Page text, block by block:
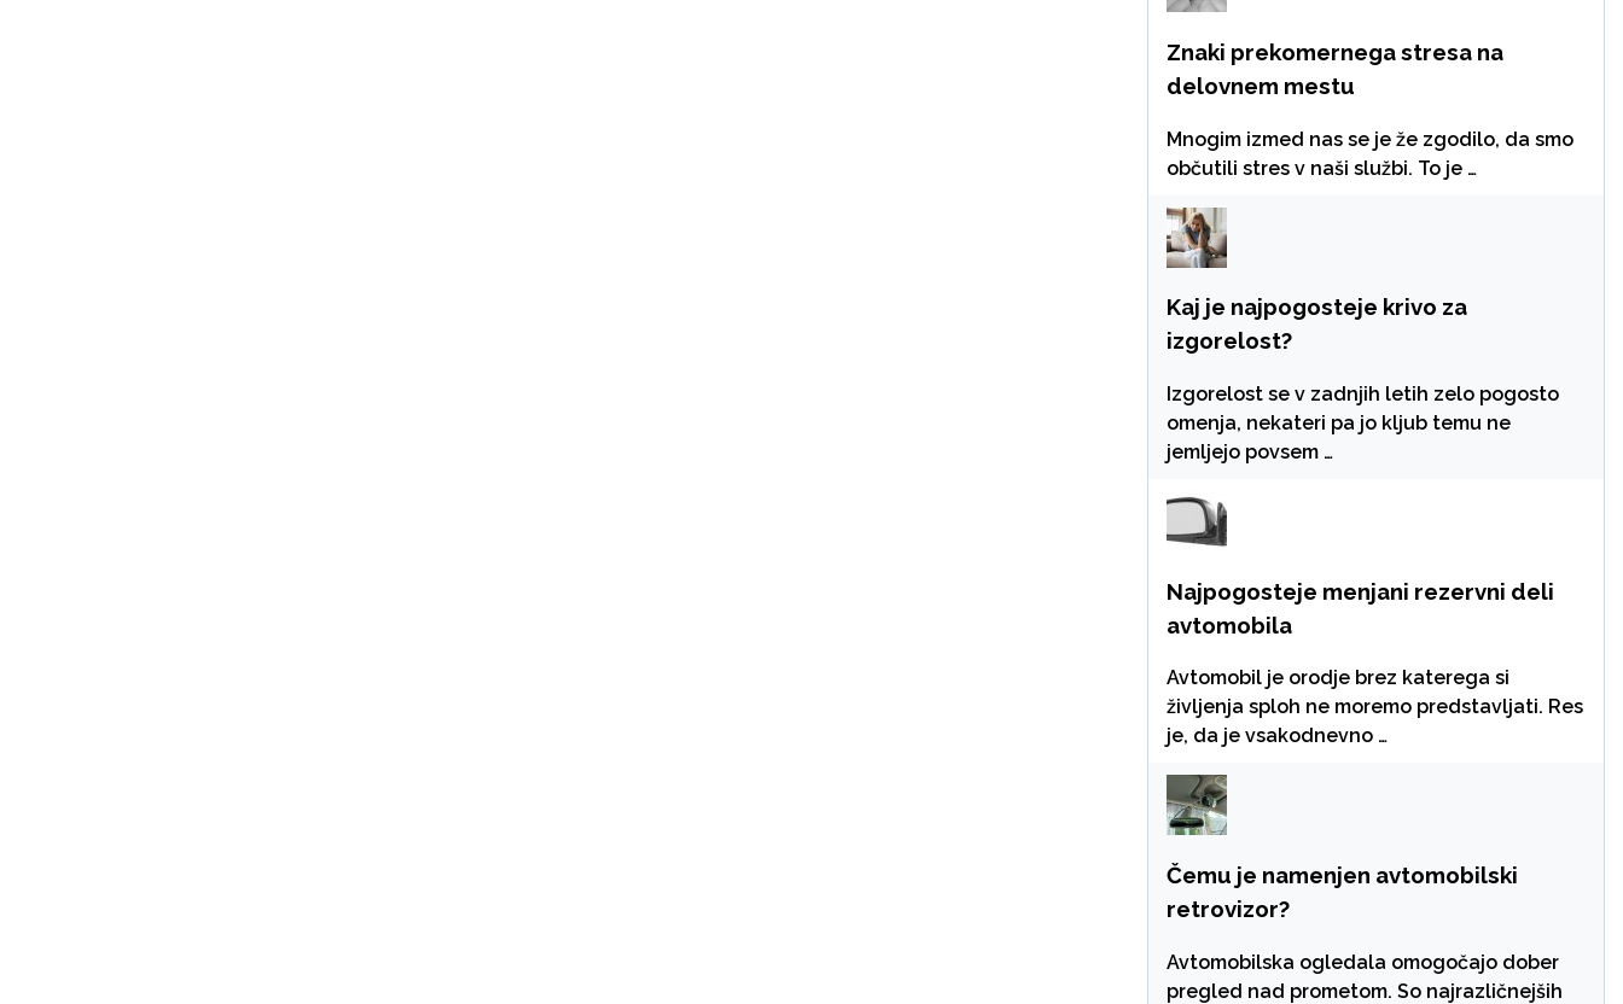
Znaki prekomernega stresa na
delovnem mestu
Mnogim izmed nas se je že zgodilo, da smo
občutili stres v naši službi. To je …
Kaj je najpogosteje krivo za
izgorelost?
Izgorelost se v zadnjih letih zelo pogosto
omenja, nekateri pa jo kljub temu ne
jemljejo povsem …
Najpogosteje menjani rezervni deli
avtomobila
Avtomobil je orodje brez katerega si
življenja sploh ne moremo predstavljati. Res
je, da je vsakodnevno …
Čemu je namenjen avtomobilski
retrovizor?
Avtomobilska ogledala omogočajo dober
pregled nad prometom. So najrazličnejših